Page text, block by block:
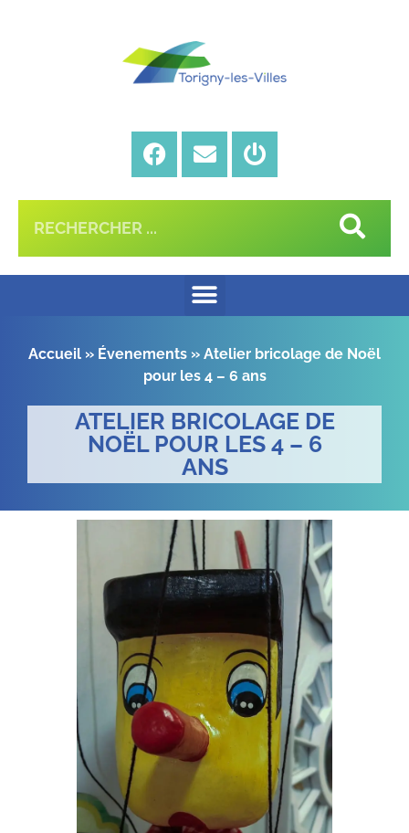
Accueil » Évenements » Atelier bricolage de Noël
pour les 4 – 6 ans
ATELIER BRICOLAGE DE
NOËL POUR LES 4 – 6
ANS